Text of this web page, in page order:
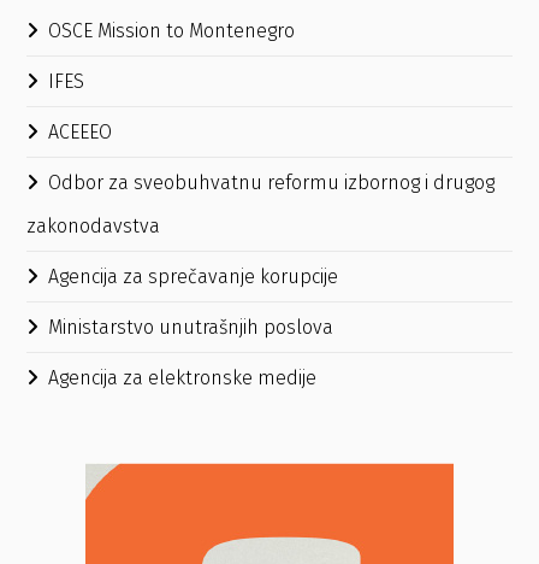
OSCE Mission to Montenegro
IFES
ACEEEO
Odbor za sveobuhvatnu reformu izbornog i drugog
zakonodavstva
Agencija za sprečavanje korupcije
Ministarstvo unutrašnjih poslova
Agencija za elektronske medije